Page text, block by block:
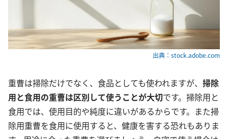
出典：stock.adobe.com
重曹は掃除だけでなく、食品としても使われますが、 掃除
用と食用の重曹は区別して使うことが大切です。掃除用と
食用では、使用目的や純度に違いがあるからです。また掃
除用重曹を食用に使用すると、健康を害する恐れもありま